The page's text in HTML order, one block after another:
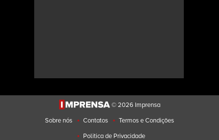
© 2026 Imprensa
Sobre nós
• Contatos • Termos e Condições
• Politica de Privacidade